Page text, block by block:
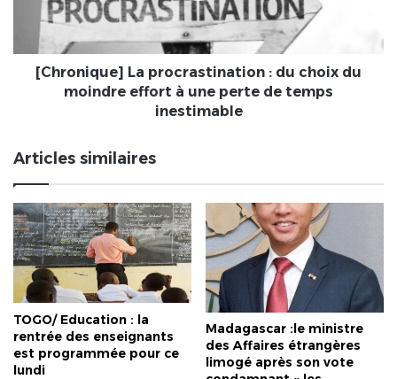
inestimable
[Chronique] La procrastination : du choix du
moindre effort à une perte de temps
inestimable
Articles similaires
TOGO/ Education : la
rentrée des enseignants
est programmée pour ce
lundi
Madagascar :le ministre
des Affaires étrangères
limogé après son vote